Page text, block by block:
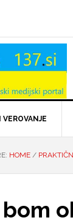
VEROVANJE
HOME /
bom